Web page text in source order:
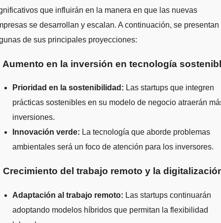
que influirán en la manera en que las nuevas
se desarrollan y escalan. A continuación, se presentan
de sus principales proyecciones:
Aumento en la inversión en tecnología
Prioridad en la sostenibilidad: Las startups que integren
prácticas sostenibles en su modelo de negocio atraerán
inversiones.
Innovación verde: La tecnología que aborde problemas
ambientales será un foco de atención para los inversores.
Crecimiento del trabajo remoto y la
Adaptación al trabajo remoto: Las startups continuarán
adoptando modelos híbridos que permitan la flexibilidad